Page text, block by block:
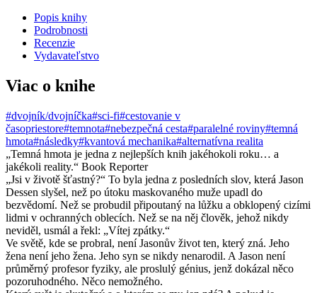
Popis knihy
Podrobnosti
Recenzie
Vydavateľstvo
Viac o knihe
#dvojník/dvojníčka#sci-fi#cestovanie v
časopriestore#temnota#nebezpečná cesta#paralelné roviny#temná
hmota#následky#kvantová mechanika#alternatívna realita
„Temná hmota je jedna z nejlepších knih jakéhokoli roku… a
jakékoli reality.“ Book Reporter
„Jsi v životě šťastný?“ To byla jedna z posledních slov, která Jason
Dessen slyšel, než po útoku maskovaného muže upadl do
bezvědomí. Než se probudil připoutaný na lůžku a obklopený cizími
lidmi v ochranných oblecích. Než se na něj člověk, jehož nikdy
neviděl, usmál a řekl: „Vítej zpátky.“
Ve světě, kde se probral, není Jasonův život ten, který zná. Jeho
žena není jeho žena. Jeho syn se nikdy nenarodil. A Jason není
průměrný profesor fyziky, ale proslulý génius, jenž dokázal něco
pozoruhodného. Něco nemožného.